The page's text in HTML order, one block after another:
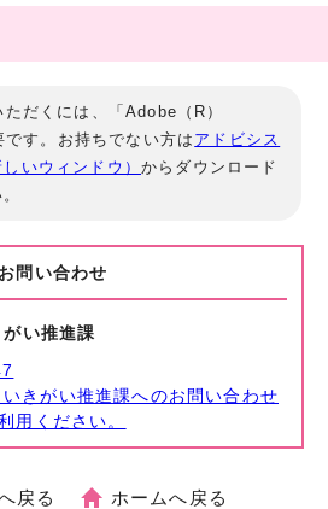
だくには、「Adobe（R）
す。お持ちでない方は アドビシス
いウィンドウ）からダウンロード
お問い合わせ
い推進課
きがい推進課へのお問い合わせ
用ください。
戻る ホームへ戻る